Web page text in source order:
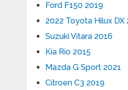
Ford F150 2019
2022 Toyota Hilux DX
Suzuki Vitara 2016
Kia Rio 2015
Mazda G Sport 2021
Citroen C3 2019